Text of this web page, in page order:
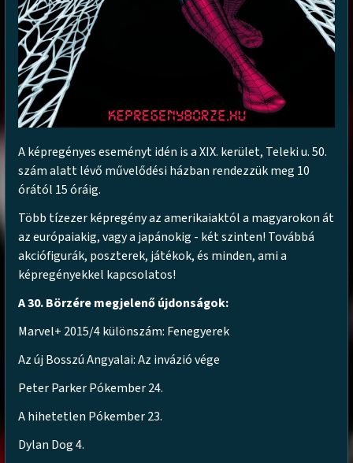
A képregényes eseményt idén is a XIX. kerület, Teleki u. 50.
szám alatt lévő művelődési házban rendezzük meg 10
órától 15 óráig.
Több tízezer képregény az amerikaiaktól a magyarokon át
az európaiakig, vagy a japánokig - két szinten! Továbbá
akciófigurák, poszterek, játékok, és minden, ami a
képregényekkel kapcsolatos!
A 30. Börzére megjelenő újdonságok:
Marvel+ 2015/4 különszám: Fenegyerek
Az új Bosszú Angyalai: Az invázió vége
Peter Parker Pókember 24.
A hihetetlen Pókember 23.
Dylan Dog 4.